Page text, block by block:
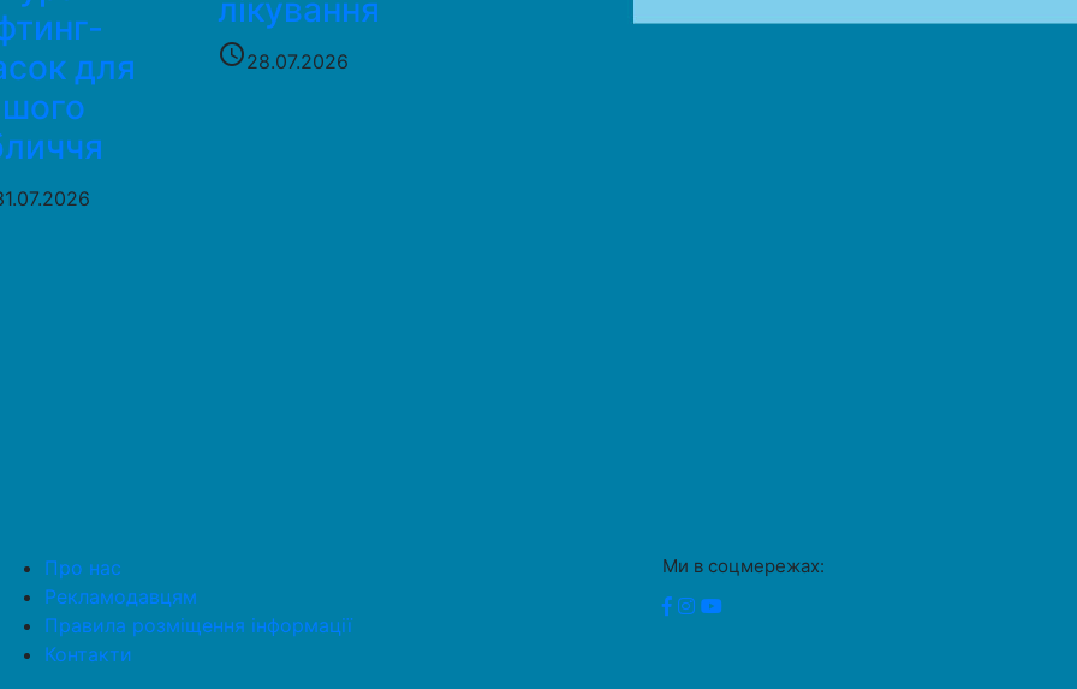
для
лікування
access_time28.07.2026
Про нас
Рекламодавцям
Правила розміщення інформації
Контакти
Ми в соцмережах: